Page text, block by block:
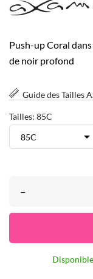
Push-up Coral
de noir profond
Guide des Tailles
Tailles: 85C
–